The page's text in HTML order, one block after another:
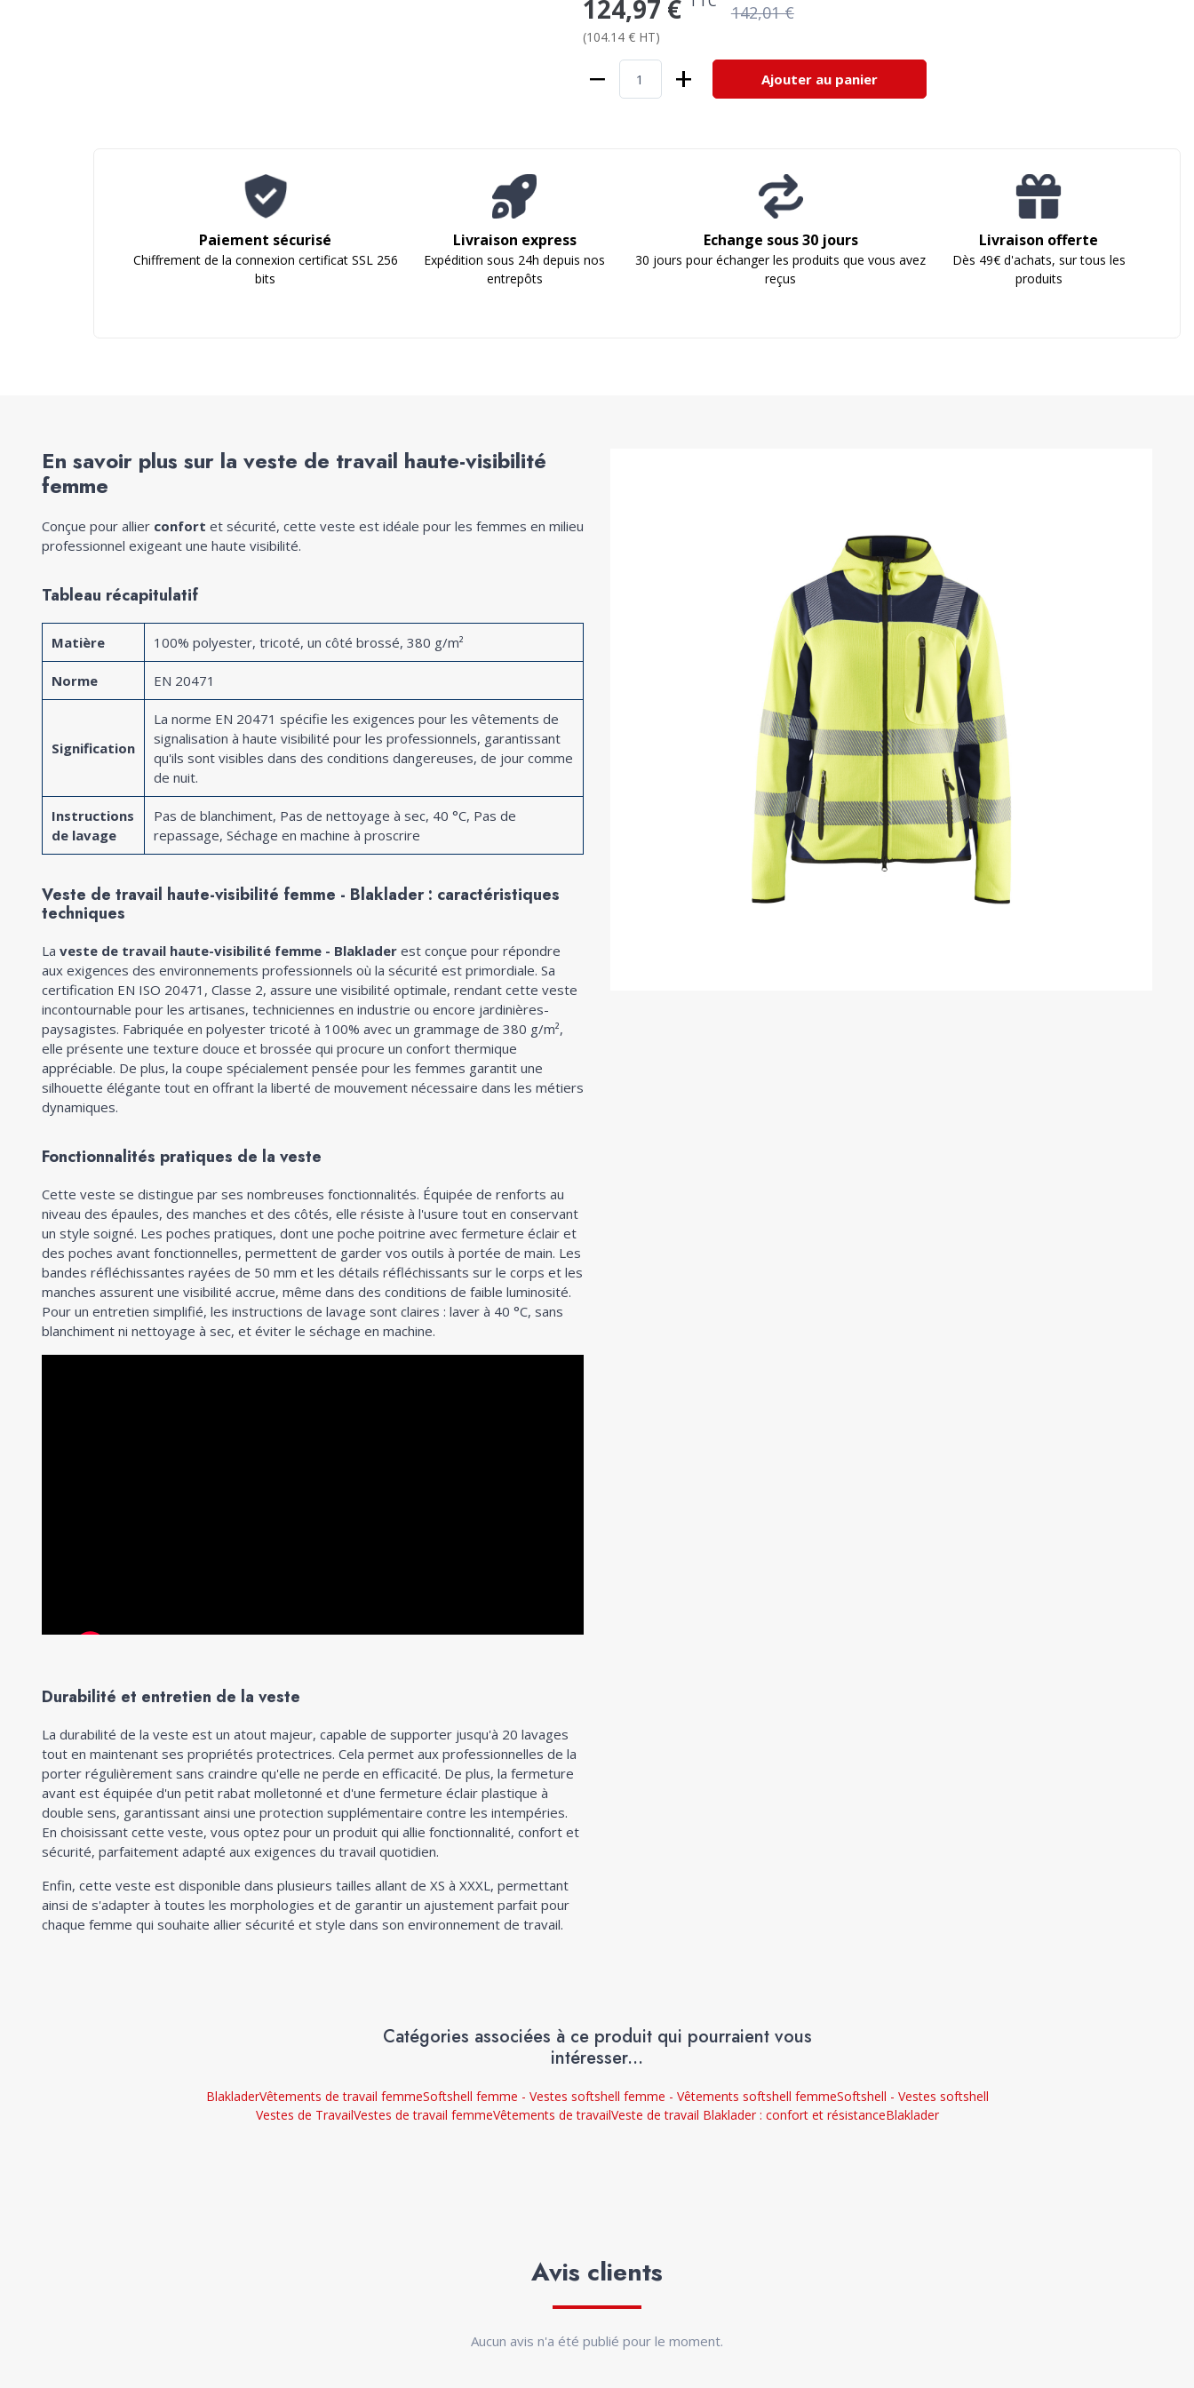
124,97 € 142,01 €
(104.14 € HT)
− + Ajouter au panier
Paiement sécurisé
Chiffrement de la connexion certificat SSL 256
bits
Livraison express
Expédition sous 24h depuis nos
entrepôts
Echange sous 30 jours
30 jours pour échanger les produits que vous avez
reçus
Livraison offerte
Dès 49€ d'achats, sur tous les
produits
Catégories associées à ce produit qui pourraient vous
intéresser...
BlakladerVêtements de travail femmeSoftshell femme - Vestes softshell femme - Vêtements softshell femmeSoftshell - Vestes softshell
Vestes de TravailVestes de travail femmeVêtements de travailVeste de travail Blaklader : confort et résistanceBlaklader
En savoir plus sur la veste de travail haute-visibilité
femme
Conçue pour allier confort et sécurité, cette veste est idéale pour les femmes en milieu
professionnel exigeant une haute visibilité.
Tableau récapitulatif
Matière 100% polyester, tricoté, un côté brossé, 380 g/m²
Norme EN 20471
Signification
La norme EN 20471 spécifie les exigences pour les vêtements de
signalisation à haute visibilité pour les professionnels, garantissant
qu'ils sont visibles dans des conditions dangereuses, de jour comme
de nuit.
Instructions
de lavage
Pas de blanchiment, Pas de nettoyage à sec, 40 °C, Pas de
repassage, Séchage en machine à proscrire
Veste de travail haute-visibilité femme - Blaklader : caractéristiques
techniques
La veste de travail haute-visibilité femme - Blaklader est conçue pour répondre
aux exigences des environnements professionnels où la sécurité est primordiale. Sa
certification EN ISO 20471, Classe 2, assure une visibilité optimale, rendant cette veste
incontournable pour les artisanes, techniciennes en industrie ou encore jardinières-
paysagistes. Fabriquée en polyester tricoté à 100% avec un grammage de 380 g/m²,
elle présente une texture douce et brossée qui procure un confort thermique
appréciable. De plus, la coupe spécialement pensée pour les femmes garantit une
silhouette élégante tout en offrant la liberté de mouvement nécessaire dans les métiers
dynamiques.
Fonctionnalités pratiques de la veste
Cette veste se distingue par ses nombreuses fonctionnalités. Équipée de renforts au
niveau des épaules, des manches et des côtés, elle résiste à l'usure tout en conservant
un style soigné. Les poches pratiques, dont une poche poitrine avec fermeture éclair et
des poches avant fonctionnelles, permettent de garder vos outils à portée de main. Les
bandes réfléchissantes rayées de 50 mm et les détails réfléchissants sur le corps et les
manches assurent une visibilité accrue, même dans des conditions de faible luminosité.
Pour un entretien simplifié, les instructions de lavage sont claires : laver à 40 °C, sans
blanchiment ni nettoyage à sec, et éviter le séchage en machine.
Durabilité et entretien de la veste
La durabilité de la veste est un atout majeur, capable de supporter jusqu'à 20 lavages
tout en maintenant ses propriétés protectrices. Cela permet aux professionnelles de la
porter régulièrement sans craindre qu'elle ne perde en efficacité. De plus, la fermeture
avant est équipée d'un petit rabat molletonné et d'une fermeture éclair plastique à
double sens, garantissant ainsi une protection supplémentaire contre les intempéries.
En choisissant cette veste, vous optez pour un produit qui allie fonctionnalité, confort et
sécurité, parfaitement adapté aux exigences du travail quotidien.
Enfin, cette veste est disponible dans plusieurs tailles allant de XS à XXXL, permettant
ainsi de s'adapter à toutes les morphologies et de garantir un ajustement parfait pour
chaque femme qui souhaite allier sécurité et style dans son environnement de travail.
Avis clients
Aucun avis n'a été publié pour le moment.